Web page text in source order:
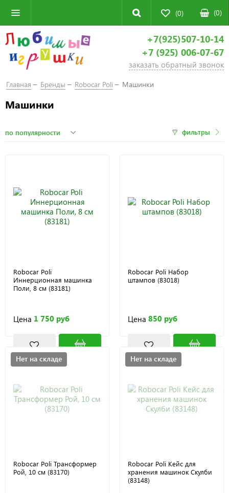
(0) (0)
+7(925)507-10-14
+7 (925) 006-07-67
заказать обратный звонок
Главная Бренды Robocar Poli Машинки
Машинки
фильтры
Robocar Poli
Иннерционная машинка
Поли, 8 см (83181)
Цена 1 750 руб
Robocar Poli Набор
штампов (83018)
Цена 850 руб
Нет на складе
Robocar Poli Трансформер
Рой, 10 см (83170)
Нет на складе
Robocar Poli Кейс для
хранения машинок Скулби
(83148)